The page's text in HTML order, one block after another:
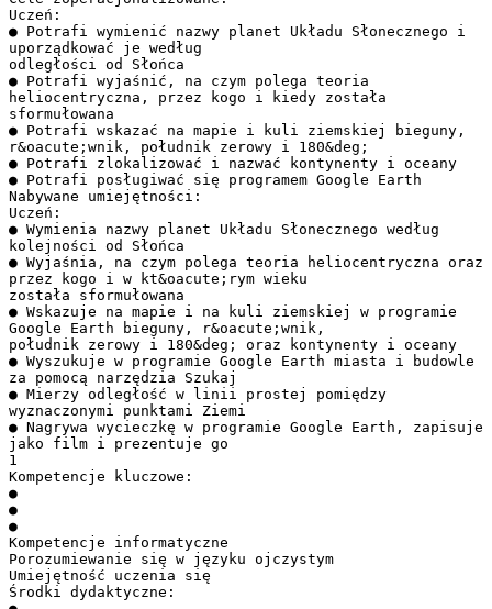
Uczeń:
● Potrafi wymienić nazwy planet Układu Słonecznego i
uporządkować je według
odległości od Słońca
● Potrafi wyjaśnić, na czym polega teoria
heliocentryczna, przez kogo i kiedy została
sformułowana
● Potrafi wskazać na mapie i kuli ziemskiej bieguny,
r&oacute;wnik, południk zerowy i 180&deg;
● Potrafi zlokalizować i nazwać kontynenty i oceany
● Potrafi posługiwać się programem Google Earth
Nabywane umiejętności:
Uczeń:
● Wymienia nazwy planet Układu Słonecznego według
kolejności od Słońca
● Wyjaśnia, na czym polega teoria heliocentryczna oraz
przez kogo i w kt&oacute;rym wieku
została sformułowana
● Wskazuje na mapie i na kuli ziemskiej w programie
Google Earth bieguny, r&oacute;wnik,
południk zerowy i 180&deg; oraz kontynenty i oceany
● Wyszukuje w programie Google Earth miasta i budowle
za pomocą narzędzia Szukaj
● Mierzy odległość w linii prostej pomiędzy
wyznaczonymi punktami Ziemi
● Nagrywa wycieczkę w programie Google Earth, zapisuje
jako film i prezentuje go
1
Kompetencje kluczowe:
●
●
●
Kompetencje informatyczne
Porozumiewanie się w języku ojczystym
Umiejętność uczenia się
Środki dydaktyczne: